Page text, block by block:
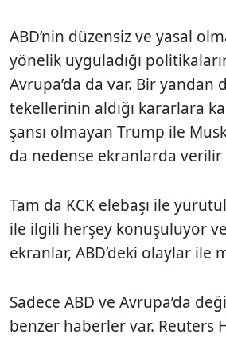
ABD’nin düzensiz ve yasal
yönelik uyguladığı
Avrupa’da da var. Bir yandan
tekellerinin aldığı kararlara
şansı olmayan Trump ile
da nedense ekranlarda
Tam da KCK elebaşı ile
ile ilgili herşey konuşuluyor
ekranlar, ABD’deki olaylar ile
Sadece ABD ve Avrupa’da
benzer haberler var. Reuters